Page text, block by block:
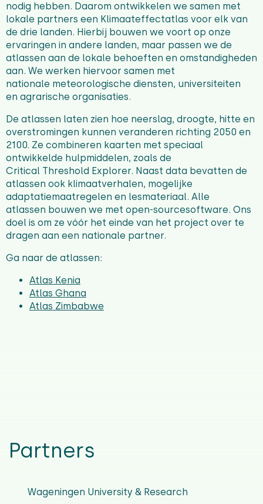
nodig hebben. Daarom ontwikkelen we samen met
lokale partners een Klimaateffectatlas voor elk van
de drie landen. Hierbij bouwen we voort op onze
ervaringen in andere landen, maar passen we de
atlassen aan de lokale behoeften en omstandigheden
aan. We werken hiervoor samen met
nationale meteorologische diensten, universiteiten
en agrarische organisaties.
De atlassen laten zien hoe neerslag, droogte, hitte en
overstromingen kunnen veranderen richting 2050 en
2100. Ze combineren kaarten met speciaal
ontwikkelde hulpmiddelen, zoals de
Critical Threshold Explorer. Naast data bevatten de
atlassen ook klimaatverhalen, mogelijke
adaptatiemaatregelen en lesmateriaal. Alle
atlassen bouwen we met open-sourcesoftware. Ons
doel is om ze vóór het einde van het project over te
dragen aan een nationale partner.
Ga naar de atlassen:
Atlas Kenia
Atlas Ghana
Atlas Zimbabwe
Partners
Wageningen University & Research